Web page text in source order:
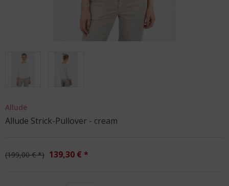
Allude
Allude Strick-Pullover - cream
199,00 € * 139,30 € *